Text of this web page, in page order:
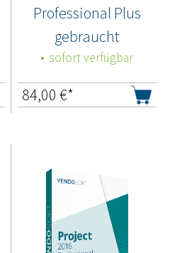
Professional Plus
gebraucht
sofort verfügbar
84,00 €*